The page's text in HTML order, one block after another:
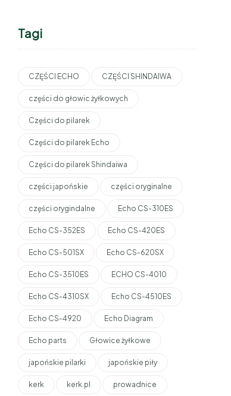
Tagi
CZĘŚCI ECHO CZĘŚCI SHINDAIWA
części do głowic żyłkowych
Części do pilarek
Części do pilarek Echo
Części do pilarek Shindaiwa
części japońskie części oryginalne
części orygindalne Echo CS-310ES
Echo CS-352ES Echo CS-420ES
Echo CS-501SX Echo CS-620SX
Echo CS-3510ES ECHO CS-4010
Echo CS-4310SX Echo CS-4510ES
Echo CS-4920 Echo Diagram
Echo parts Głowice żyłkowe
japońskie pilarki japońskie piły
kerk kerk.pl prowadnice